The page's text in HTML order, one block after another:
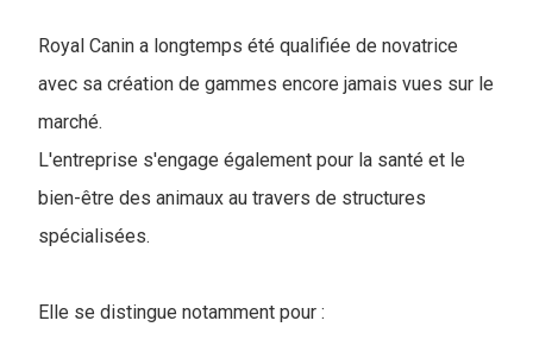
Royal Canin a longtemps été qualifiée de novatrice
avec sa création de gammes encore jamais vues sur le
marché.
L'entreprise s'engage également pour la santé et le
bien-être des animaux au travers de structures
spécialisées.
Elle se distingue notamment pour :